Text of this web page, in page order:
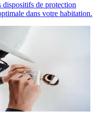
de protection
dans votre habitation.